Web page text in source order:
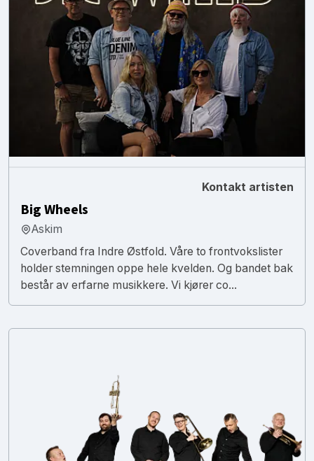
Kontakt artisten
Big Wheels
Askim
Coverband fra Indre Østfold. Våre to frontvokslister
holder stemningen oppe hele kvelden. Og bandet bak
består av erfarne musikkere. Vi kjører co...